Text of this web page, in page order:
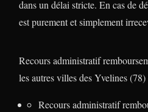
dans un délai stricte. En cas de
est purement et simplement
Recours administratif
les autres villes des Yvelines (78)
Recours administratif